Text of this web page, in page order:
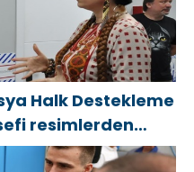
Halk Destekleme
resimlerden